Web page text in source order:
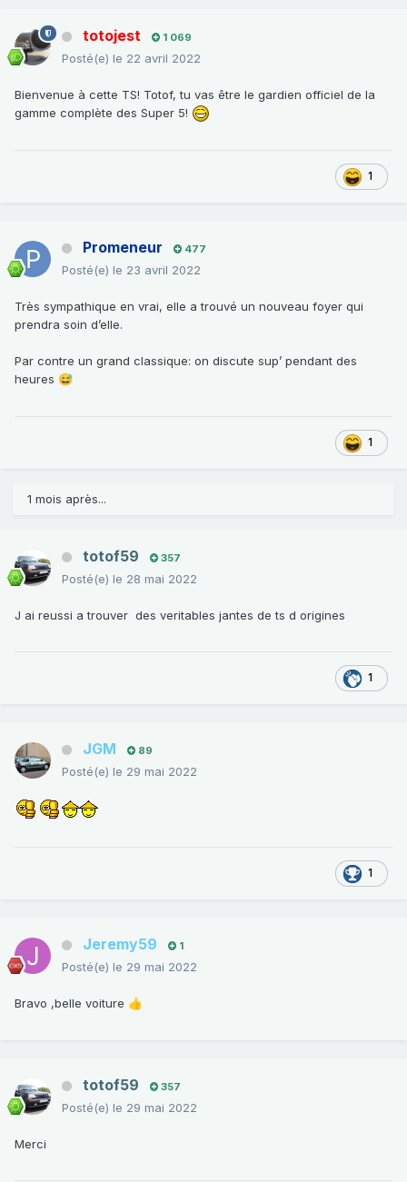
totojest 1 069
Posté(e) le 22 avril 2022
Bienvenue à cette TS! Totof, tu vas être le gardien officiel de la
gamme complète des Super 5!
1
Promeneur 477
Posté(e) le 23 avril 2022
Très sympathique en vrai, elle a trouvé un nouveau foyer qui
prendra soin d’elle.
Par contre un grand classique: on discute sup’ pendant des
heures 😅
1
1 mois après...
totof59 357
Posté(e) le 28 mai 2022
J ai reussi a trouver des veritables jantes de ts d origines
1
JGM 89
Posté(e) le 29 mai 2022
1
Jeremy59 1
Posté(e) le 29 mai 2022
Bravo ,belle voiture 👍
totof59 357
Posté(e) le 29 mai 2022
Merci